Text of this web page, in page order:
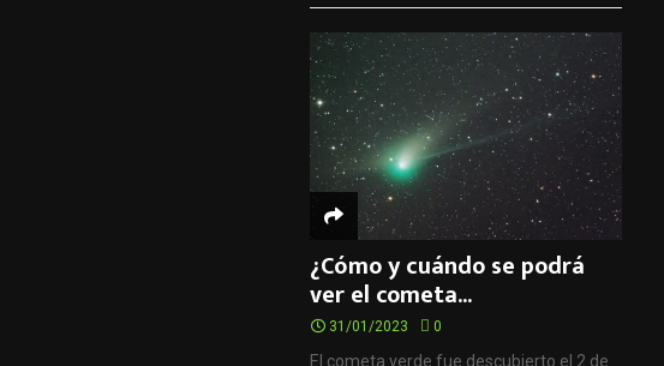
¿Cómo y cuándo se podrá
ver el cometa...
31/01/2023 0
El cometa verde fue descubierto el 2 de